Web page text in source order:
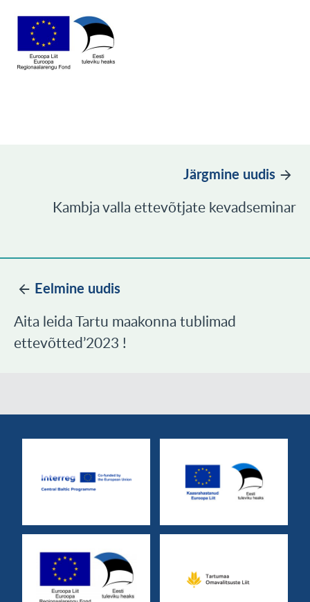
Järgmine uudis
Kambja valla ettevõtjate kevadseminar
Eelmine uudis
Aita leida Tartu maakonna tublimad
ettevõtted’2023 !